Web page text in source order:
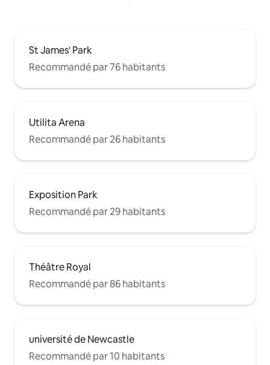
St James' Park
Recommandé par 76 habitants
Utilita Arena
Recommandé par 26 habitants
Exposition Park
Recommandé par 29 habitants
Théâtre Royal
Recommandé par 86 habitants
université de Newcastle
Recommandé par 10 habitants